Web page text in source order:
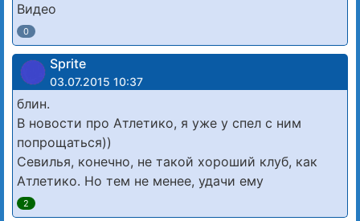
Видео
0
Sprite
03.07.2015 10:37
блин.
В новости про Атлетико, я уже у спел с ним
попрощаться))
Севилья, конечно, не такой хороший клуб, как
Атлетико. Но тем не менее, удачи ему
2